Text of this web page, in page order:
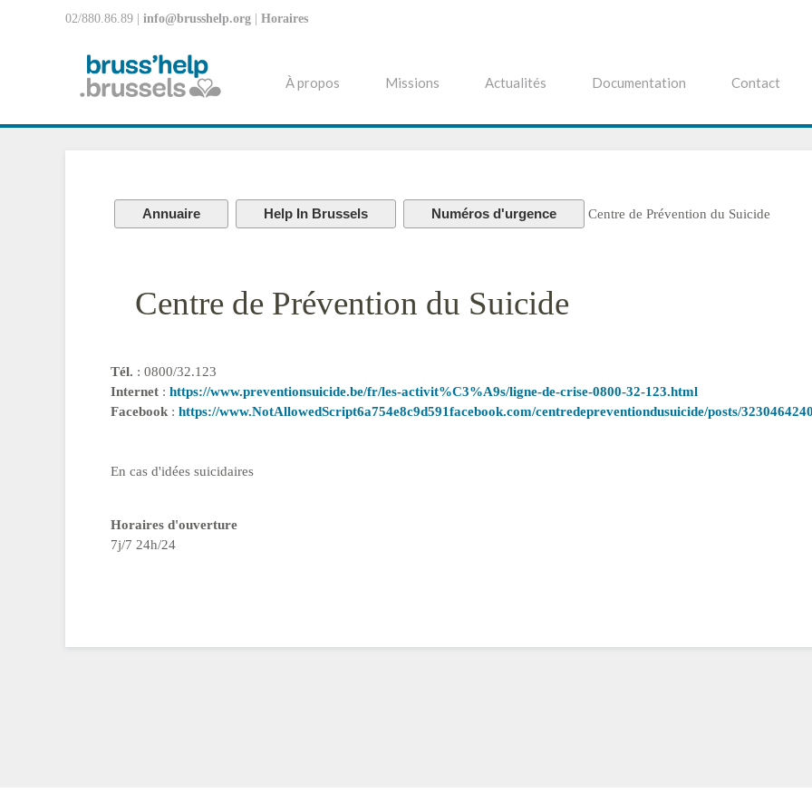
02/880.86.89 | info@brusshelp.org Horaires
À propos Missions Actualités Documentation Contact
Annuaire Help In Brussels Numéros d'urgence Centre de Prévention du Suicide
Centre de Prévention du Suicide
Tél. : 0800/32.123
Internet : https://www.preventionsuicide.be/fr/les-activit%C3%A9s/ligne-de-crise-0800-32-123.html
Facebook : https://www.NotAllowedScript6a754e8c9d591facebook.com/centredepreventiondusuicide/posts/
En cas d'idées suicidaires
Horaires d'ouverture
7j/7 24h/24